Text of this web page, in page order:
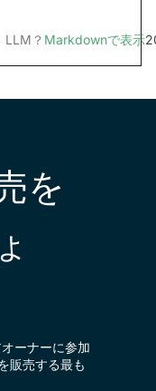
LLM？ Markdownで表示
を
ーナーに参加
販売する最も